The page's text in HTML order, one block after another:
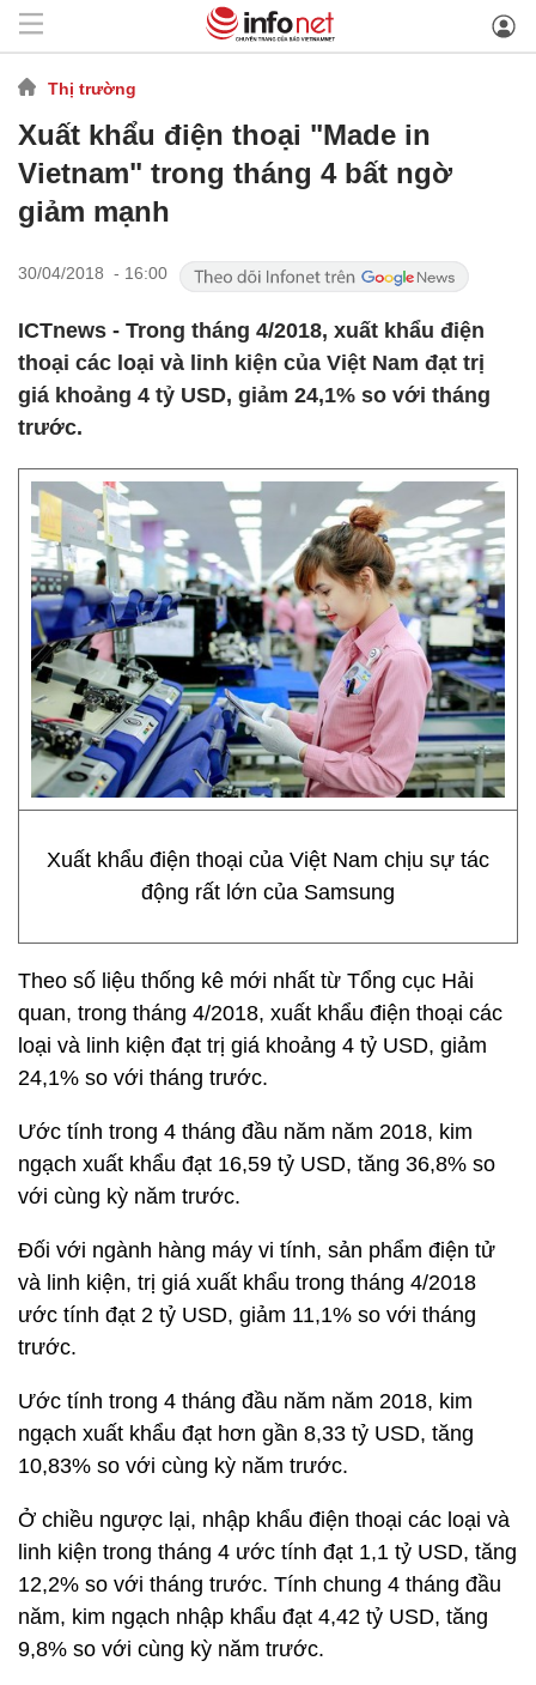
Thị trường
Xuất khẩu điện thoại "Made in
Vietnam" trong tháng 4 bất ngờ
giảm mạnh
30/04/2018 - 16:00
ICTnews - Trong tháng 4/2018, xuất khẩu điện
thoại các loại và linh kiện của Việt Nam đạt trị
giá khoảng 4 tỷ USD, giảm 24,1% so với tháng
trước.
Xuất khẩu điện thoại của Việt Nam chịu sự tác
động rất lớn của Samsung
Theo số liệu thống kê mới nhất từ Tổng cục Hải
quan, trong tháng 4/2018, xuất khẩu điện thoại các
loại và linh kiện đạt trị giá khoảng 4 tỷ USD, giảm
24,1% so với tháng trước.
Ước tính trong 4 tháng đầu năm năm 2018, kim
ngạch xuất khẩu đạt 16,59 tỷ USD, tăng 36,8% so
với cùng kỳ năm trước.
Đối với ngành hàng máy vi tính, sản phẩm điện tử
và linh kiện, trị giá xuất khẩu trong tháng 4/2018
ước tính đạt 2 tỷ USD, giảm 11,1% so với tháng
trước.
Ước tính trong 4 tháng đầu năm năm 2018, kim
ngạch xuất khẩu đạt hơn gần 8,33 tỷ USD, tăng
10,83% so với cùng kỳ năm trước.
Ở chiều ngược lại, nhập khẩu điện thoại các loại và
linh kiện trong tháng 4 ước tính đạt 1,1 tỷ USD, tăng
12,2% so với tháng trước. Tính chung 4 tháng đầu
năm, kim ngạch nhập khẩu đạt 4,42 tỷ USD, tăng
9,8% so với cùng kỳ năm trước.